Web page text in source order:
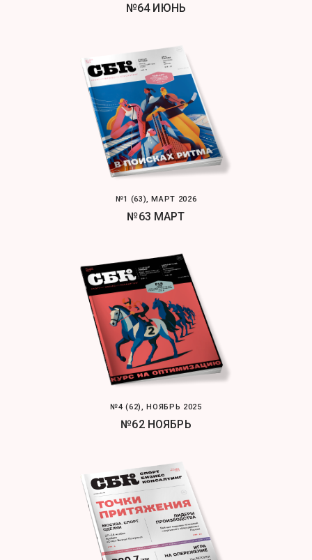
№64 ИЮНЬ
№1 (63), МАРТ 2026
№63 МАРТ
№4 (62), НОЯБРЬ 2025
№62 НОЯБРЬ